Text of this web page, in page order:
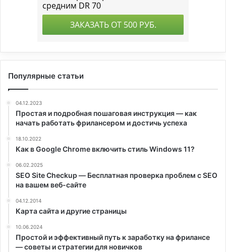
Популярные статьи
04.12.2023
Простая и подробная пошаговая инструкция — как
начать работать фрилансером и достичь успеха
18.10.2022
Как в Google Chrome включить стиль Windows 11?
06.02.2025
SEO Site Checkup — Бесплатная проверка проблем с SEO
на вашем веб-сайте
04.12.2014
Карта сайта и другие страницы
10.06.2024
Простой и эффективный путь к заработку на фрилансе
— советы и стратегии для новичков